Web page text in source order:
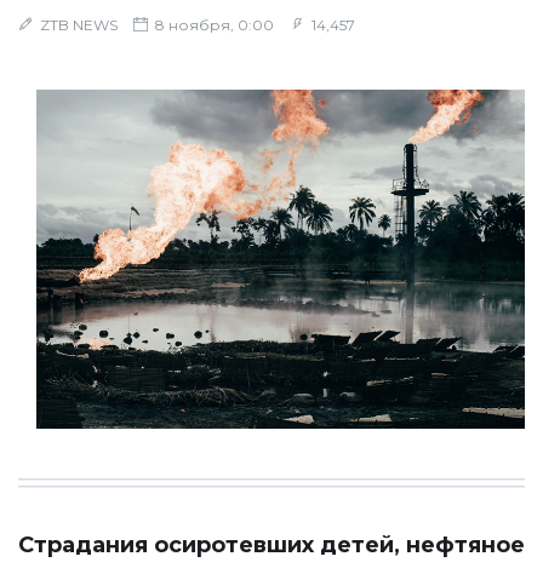
ZTB NEWS 8 ноября, 0:00 14,457
Страдания осиротевших детей, нефтяное